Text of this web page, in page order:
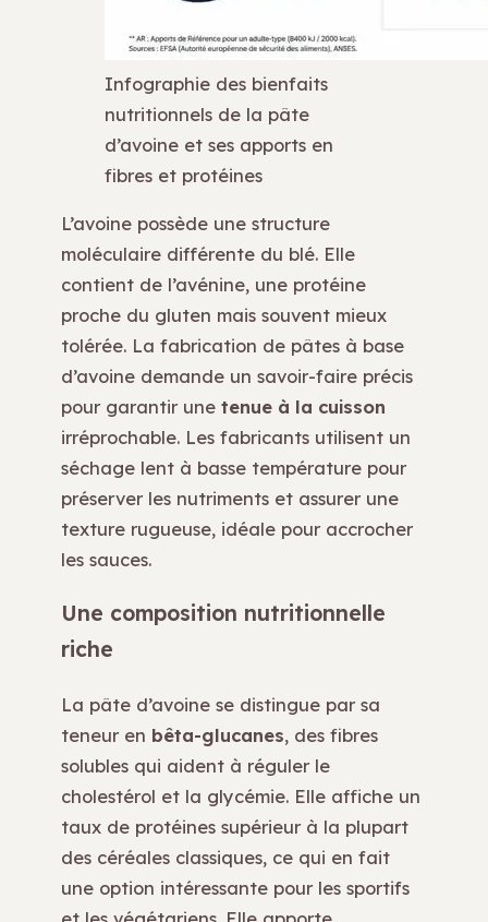
Infographie des bienfaits
nutritionnels de la pâte
d’avoine et ses apports en
fibres et protéines
L’avoine possède une structure
moléculaire différente du blé. Elle
contient de l’avénine, une protéine
proche du gluten mais souvent mieux
tolérée. La fabrication de pâtes à base
d’avoine demande un savoir-faire précis
pour garantir une tenue à la cuisson
irréprochable. Les fabricants utilisent un
séchage lent à basse température pour
préserver les nutriments et assurer une
texture rugueuse, idéale pour accrocher
les sauces.
Une composition nutritionnelle
riche
La pâte d’avoine se distingue par sa
teneur en bêta-glucanes, des fibres
solubles qui aident à réguler le
cholestérol et la glycémie. Elle affiche un
taux de protéines supérieur à la plupart
des céréales classiques, ce qui en fait
une option intéressante pour les sportifs